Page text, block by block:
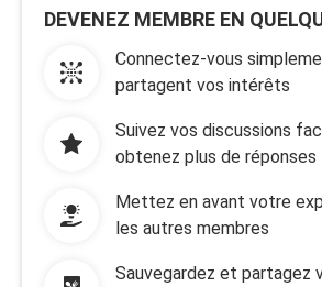
DEVENEZ MEMBRE EN
Connectez-vous
partagent vos intérêts
Suivez vos discussions
obtenez plus de réponses
Mettez en avant votre
les autres membres
Sauvegardez et partagez